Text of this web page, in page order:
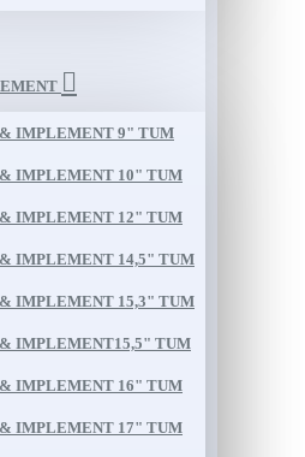
& IMPLEMENT 9" TUM
& IMPLEMENT 10" TUM
& IMPLEMENT 12" TUM
IMPLEMENT 14,5" TUM
IMPLEMENT 15,3" TUM
& IMPLEMENT15,5" TUM
& IMPLEMENT 16" TUM
& IMPLEMENT 17" TUM